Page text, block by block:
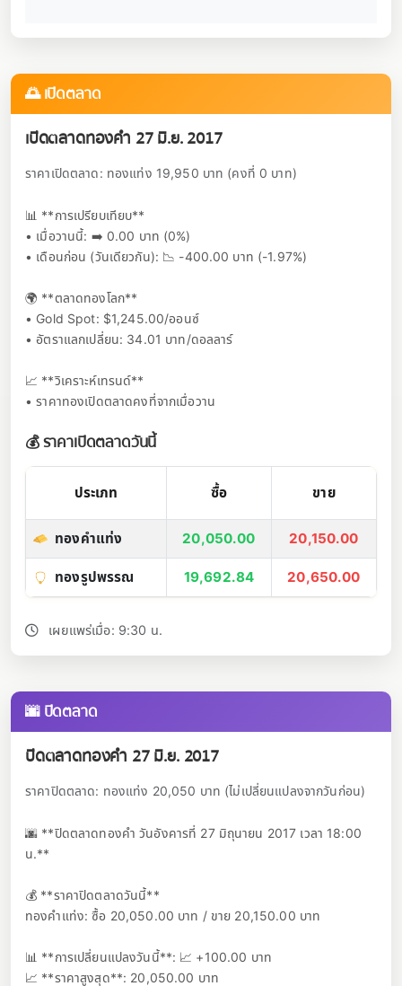
🌅 เปิดตลาด
เปิดตลาดทองคำ 27 มิ.ย. 2017
ราคาเปิดตลาด: ทองแท่ง 19,950 บาท (คงที่ 0 บาท)
📊 **การเปรียบเทียบ**
• เมื่อวานนี้: ➡️ 0.00 บาท (0%)
• เดือนก่อน (วันเดียวกัน): 📉 -400.00 บาท (-1.97%)
🌍 **ตลาดทองโลก**
• Gold Spot: $1,245.00/ออนซ์
• อัตราแลกเปลี่ยน: 34.01 บาท/ดอลลาร์
📈 **วิเคราะห์เทรนด์**
• ราคาทองเปิดตลาดคงที่จากเมื่อวาน
💰 ราคาเปิดตลาดวันนี้
ประเภท ซื้อ ขาย
ทองคำแท่ง 20,050.00 20,150.00
ทองรูปพรรณ 19,692.84 20,650.00
เผยแพร่เมื่อ: 9:30 น.
🌆 ปิดตลาด
ปิดตลาดทองคำ 27 มิ.ย. 2017
ราคาปิดตลาด: ทองแท่ง 20,050 บาท (ไม่เปลี่ยนแปลงจากวันก่อน)
🌆 **ปิดตลาดทองคำ วันอังคารที่ 27 มิถุนายน 2017 เวลา 18:00
น.**
💰 **ราคาปิดตลาดวันนี้**
ทองคำแท่ง: ซื้อ 20,050.00 บาท / ขาย 20,150.00 บาท
📊 **การเปลี่ยนแปลงวันนี้**: 📈 +100.00 บาท
📈 **ราคาสูงสุด**: 20,050.00 บาท